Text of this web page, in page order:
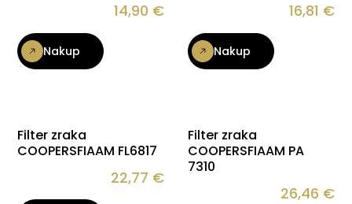
14,90 €
Nakup
16,81 €
Nakup
Filter zraka
COOPERSFIAAM FL6817
22,77 €
Filter zraka
COOPERSFIAAM PA
7310
26,46 €